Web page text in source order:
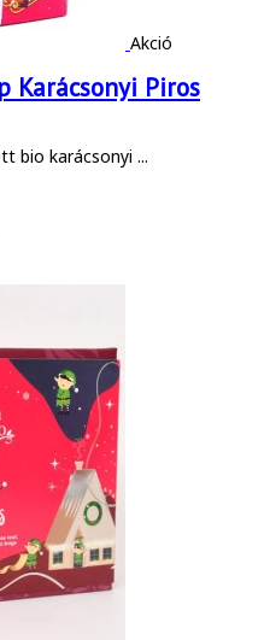
Akció
Karácsonyi Piros
bio karácsonyi ...